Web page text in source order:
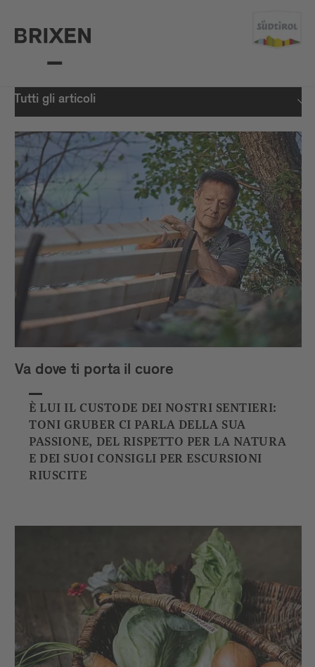
Tutti gli articoli
Va dove ti porta il cuore
È LUI IL CUSTODE DEI NOSTRI SENTIERI:
TONI GRUBER CI PARLA DELLA SUA
PASSIONE, DEL RISPETTO PER LA NATURA
E DEI SUOI CONSIGLI PER ESCURSIONI
RIUSCITE